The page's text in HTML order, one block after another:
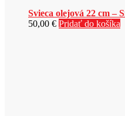
Svieca olejová 22 cm –
50,00 € Pridať do košíka